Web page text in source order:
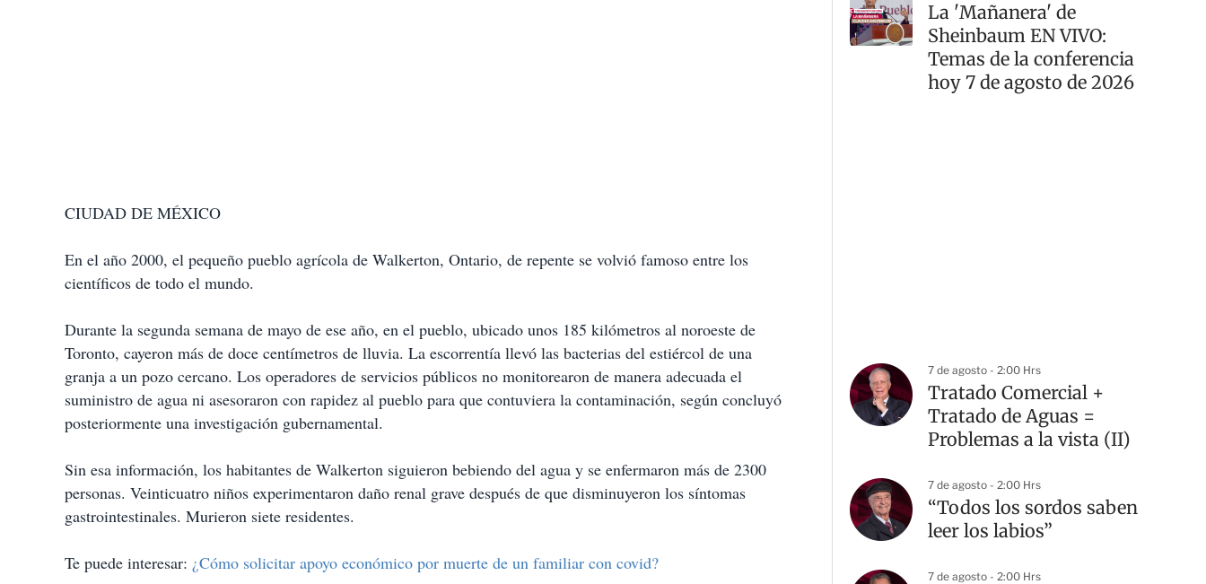
CIUDAD DE MÉXICO
En el año 2000, el pequeño pueblo agrícola de Walkerton, Ontario, de repente se volvió famoso entre los
científicos de todo el mundo.
Durante la segunda semana de mayo de ese año, en el pueblo, ubicado unos 185 kilómetros al noroeste de
Toronto, cayeron más de doce centímetros de lluvia. La escorrentía llevó las bacterias del estiércol de una
granja a un pozo cercano. Los operadores de servicios públicos no monitorearon de manera adecuada el
suministro de agua ni asesoraron con rapidez al pueblo para que contuviera la contaminación, según concluyó
posteriormente una investigación gubernamental.
Sin esa información, los habitantes de Walkerton siguieron bebiendo del agua y se enfermaron más de 2300
personas. Veinticuatro niños experimentaron daño renal grave después de que disminuyeron los síntomas
gastrointestinales. Murieron siete residentes.
Te puede interesar: ¿Cómo solicitar apoyo económico por muerte de un familiar con covid?
La 'Mañanera' de
Sheinbaum EN VIVO:
Temas de la conferencia
hoy 7 de agosto de 2026
7 de agosto - 2:00 Hrs
Tratado Comercial +
Tratado de Aguas =
Problemas a la vista (II)
7 de agosto - 2:00 Hrs
“Todos los sordos saben
leer los labios”
7 de agosto - 2:00 Hrs